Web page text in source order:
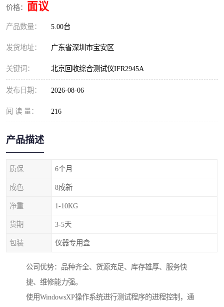
价格： 面议
产品数量： 5.00台
发货地址： 广东省深圳市宝安区
关键词： 北京回收综合测试仪IFR2945A
发布日期： 2026-08-06
阅 读 量： 216
产品描述
质保 6个月
成色 8成新
净重 1-10KG
货期 3-5天
包装 仪器专用盒
公司优势：品种齐全、货源充足、库存雄厚、服务快
捷、维修能力强。
使用WindowsXP操作系统进行测试程序的进程控制，通